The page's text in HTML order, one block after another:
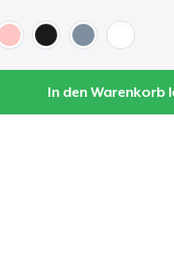
In den Warenkorb